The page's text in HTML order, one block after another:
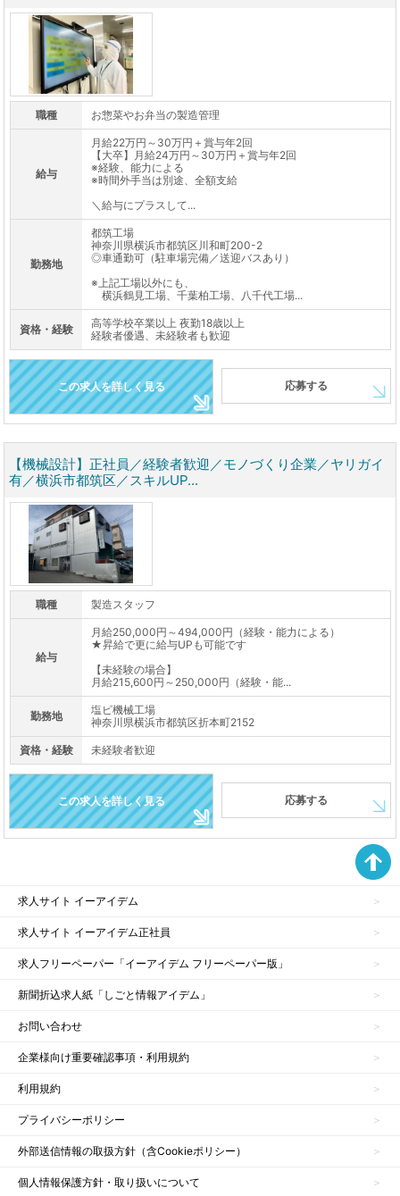
職種 お惣菜やお弁当の製造管理
給与
月給22万円～30万円＋賞与年2回
【大卒】月給24万円～30万円＋賞与年2回
※経験、能力による
※時間外手当は別途、全額支給
＼給与にプラスして...
勤務地
都筑工場
神奈川県横浜市都筑区川和町200-2
◎車通勤可（駐車場完備／送迎バスあり）
※上記工場以外にも、
横浜鶴見工場、千葉柏工場、八千代工場...
資格・経験
高等学校卒業以上 夜勤18歳以上
経験者優遇、未経験者も歓迎
この求人を詳しく見る 応募する
【機械設計】正社員／経験者歓迎／モノづくり企業／ヤリガイ
有／横浜市都筑区／スキルUP...
職種 製造スタッフ
給与
月給250,000円～494,000円（経験・能力による）
★昇給で更に給与UPも可能です
【未経験の場合】
月給215,600円～250,000円（経験・能...
勤務地
塩ビ機械工場
神奈川県横浜市都筑区折本町2152
資格・経験 未経験者歓迎
この求人を詳しく見る 応募する
求人サイト イーアイデム
求人サイト イーアイデム正社員
求人フリーペーパー「イーアイデム フリーペーパー版」
新聞折込求人紙「しごと情報アイデム」
お問い合わせ
企業様向け重要確認事項・利用規約
利用規約
プライバシーポリシー
外部送信情報の取扱方針（含Cookieポリシー）
個人情報保護方針・取り扱いについて